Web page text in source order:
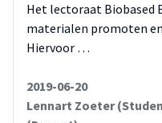
Het lectoraat Biobased
materialen promoten
Hiervoor …
2019-06-20
Lennart Zoeter